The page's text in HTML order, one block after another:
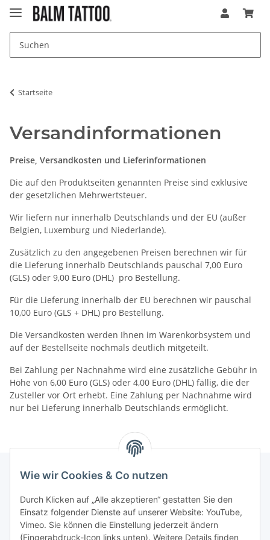
Startseite
Versandinformationen
Preise, Versandkosten und Lieferinformationen
Die auf den Produktseiten genannten Preise sind exklusive
der gesetzlichen Mehrwertsteuer.
Wir liefern nur innerhalb Deutschlands und der EU (außer
Belgien, Luxemburg und Niederlande).
Zusätzlich zu den angegebenen Preisen berechnen wir für
die Lieferung innerhalb Deutschlands pauschal 7,00 Euro
(GLS) oder 9,00 Euro (DHL) pro Bestellung.
Für die Lieferung innerhalb der EU berechnen wir pauschal
10,00 Euro (GLS + DHL) pro Bestellung.
Die Versandkosten werden Ihnen im Warenkorbsystem und
auf der Bestellseite nochmals deutlich mitgeteilt.
Bei Zahlung per Nachnahme wird eine zusätzliche Gebühr in
Höhe von 6,00 Euro (GLS) oder 4,00 Euro (DHL) fällig, die der
Zusteller vor Ort erhebt. Eine Zahlung per Nachnahme wird
nur bei Lieferung innerhalb Deutschlands ermöglicht.
INFORMATIONEN
GESETZLICHE INFORMATIONEN
Wie wir Cookies & Co nutzen
Durch Klicken auf „Alle akzeptieren“ gestatten Sie den
Einsatz folgender Dienste auf unserer Website: YouTube,
Vimeo. Sie können die Einstellung jederzeit ändern
(Fingerabdruck-Icon links unten). Weitere Details finden